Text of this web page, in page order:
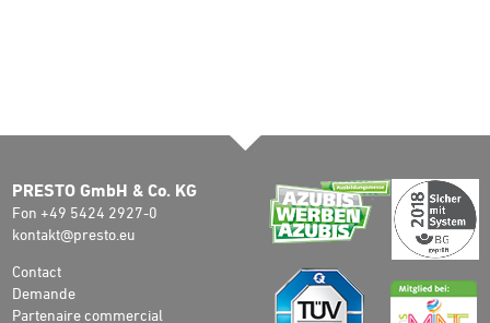
PRESTO GmbH & Co. KG
Fon +49 5424 2927-0
kontakt@presto.eu
Contact
Demande
Partenaire commercial